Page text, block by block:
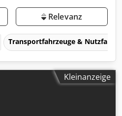
Relevanz
Transportfahrzeuge &
Kleinanzeige